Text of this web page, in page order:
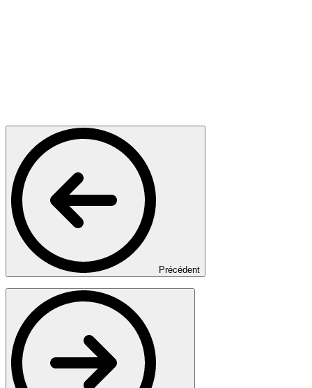
Précédent